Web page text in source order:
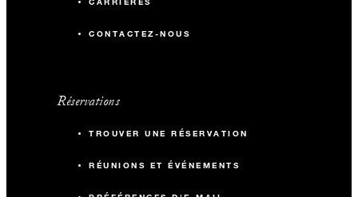
CONTACTEZ-NOUS
Réservations
TROUVER UNE RÉSERVATION
RÉUNIONS ET ÉVÉNEMENTS